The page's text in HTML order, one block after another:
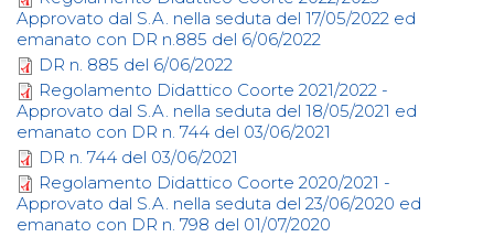
Approvato dal S.A. nella seduta del 17/05/2022 ed
emanato con DR n.885 del 6/06/2022
DR n. 885 del 6/06/2022
Regolamento Didattico Coorte 2021/2022 -
Approvato dal S.A. nella seduta del 18/05/2021 ed
emanato con DR n. 744 del 03/06/2021
DR n. 744 del 03/06/2021
Regolamento Didattico Coorte 2020/2021 -
Approvato dal S.A. nella seduta del 23/06/2020 ed
emanato con DR n. 798 del 01/07/2020